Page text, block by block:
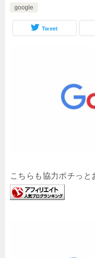
google
Tweet
こちらも協力ポチっと